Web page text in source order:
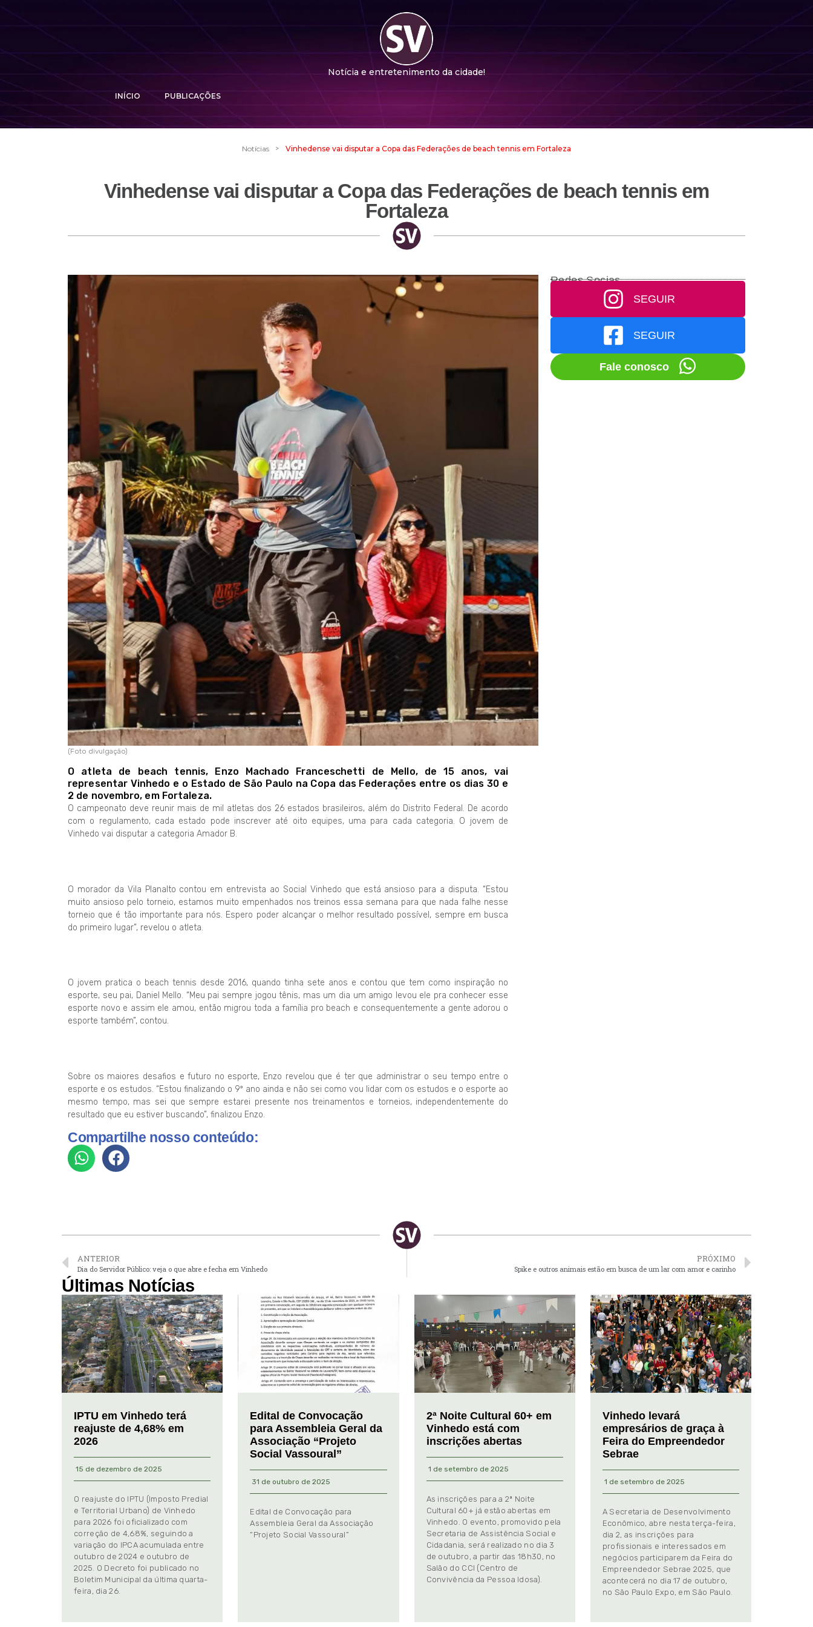
Notícia e entretenimento da cidade!
INÍCIO PUBLICAÇÕES
Notícias > Vinhedense vai disputar a Copa das Federações de beach tennis em Fortaleza
Vinhedense vai disputar a Copa das Federações de beach tennis em
Fortaleza
(Foto divulgação)
O atleta de beach tennis, Enzo Machado Franceschetti de Mello, de 15 anos, vai
representar Vinhedo e o Estado de São Paulo na Copa das Federações entre os dias 30 e
2 de novembro, em Fortaleza.
O campeonato deve reunir mais de mil atletas dos 26 estados brasileiros, além do Distrito Federal. De acordo
com o regulamento, cada estado pode inscrever até oito equipes, uma para cada categoria. O jovem de
Vinhedo vai disputar a categoria Amador B.
O morador da Vila Planalto contou em entrevista ao Social Vinhedo que está ansioso para a disputa. “Estou
muito ansioso pelo torneio, estamos muito empenhados nos treinos essa semana para que nada falhe nesse
torneio que é tão importante para nós. Espero poder alcançar o melhor resultado possível, sempre em busca
do primeiro lugar”, revelou o atleta.
O jovem pratica o beach tennis desde 2016, quando tinha sete anos e contou que tem como inspiração no
esporte, seu pai, Daniel Mello. “Meu pai sempre jogou tênis, mas um dia um amigo levou ele pra conhecer esse
esporte novo e assim ele amou, então migrou toda a família pro beach e consequentemente a gente adorou o
esporte também”, contou.
Sobre os maiores desafios e futuro no esporte, Enzo revelou que é ter que administrar o seu tempo entre o
esporte e os estudos. “Estou finalizando o 9º ano ainda e não sei como vou lidar com os estudos e o esporte ao
mesmo tempo, mas sei que sempre estarei presente nos treinamentos e torneios, independentemente do
resultado que eu estiver buscando”, finalizou Enzo.
Compartilhe nosso conteúdo:
Redes Socias
SEGUIR
SEGUIR
Fale conosco
ANTERIOR
Dia do Servidor Público: veja o que abre e fecha em Vinhedo
PRÓXIMO
Spike e outros animais estão em busca de um lar com amor e carinho
Últimas Notícias
IPTU em Vinhedo terá
reajuste de 4,68% em
2026
15 de dezembro de 2025
O reajuste do IPTU (Imposto Predial
e Territorial Urbano) de Vinhedo
para 2026 foi oficializado com
correção de 4,68%, seguindo a
variação do IPCA acumulada entre
outubro de 2024 e outubro de
2025. O Decreto foi publicado no
Boletim Municipal da última quarta-
feira, dia 26.
Edital de Convocação
para Assembleia Geral da
Associação “Projeto
Social Vassoural”
31 de outubro de 2025
Edital de Convocação para
Assembleia Geral da Associação
“Projeto Social Vassoural”
2ª Noite Cultural 60+ em
Vinhedo está com
inscrições abertas
1 de setembro de 2025
As inscrições para a 2ª Noite
Cultural 60+ já estão abertas em
Vinhedo. O evento, promovido pela
Secretaria de Assistência Social e
Cidadania, será realizado no dia 3
de outubro, a partir das 18h30, no
Salão do CCI (Centro de
Convivência da Pessoa Idosa).
Vinhedo levará
empresários de graça à
Feira do Empreendedor
Sebrae
1 de setembro de 2025
A Secretaria de Desenvolvimento
Econômico, abre nesta terça-feira,
dia 2, as inscrições para
profissionais e interessados em
negócios participarem da Feira do
Empreendedor Sebrae 2025, que
acontecerá no dia 17 de outubro,
no São Paulo Expo, em São Paulo.